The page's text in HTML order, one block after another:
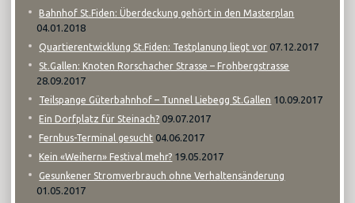
Bahnhof St.Fiden: Überdeckung gehört in den Masterplan
04.01.2018
Quartierentwicklung St.Fiden: Testplanung liegt vor 07.12.2017
St.Gallen: Knoten Rorschacher Strasse – Frohbergstrasse
28.09.2017
Teilspange Güterbahnhof – Tunnel Liebegg St.Gallen 10.09.2017
Ein Dorfplatz für Steinach? 09.07.2017
Fernbus-Terminal gesucht 04.06.2017
Kein «Weihern» Festival mehr? 19.05.2017
Gesunkener Stromverbrauch ohne Verhaltensänderung
01.05.2017